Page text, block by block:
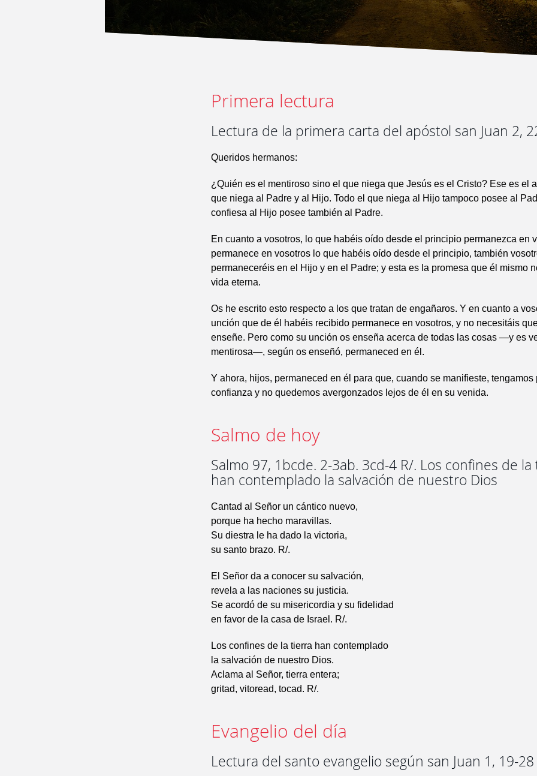
Primera lectura
Lectura de la primera carta del apóstol san Juan 2,
Queridos hermanos:
¿Quién es el mentiroso sino el que niega que Jesús es el Cristo? Ese es el
que niega al Padre y al Hijo. Todo el que niega al Hijo tampoco posee al
confiesa al Hijo posee también al Padre.
En cuanto a vosotros, lo que habéis oído desde el principio permanezca en
permanece en vosotros lo que habéis oído desde el principio, también
permaneceréis en el Hijo y en el Padre; y esta es la promesa que él mismo
vida eterna.
Os he escrito esto respecto a los que tratan de engañaros. Y en cuanto a
unción que de él habéis recibido permanece en vosotros, y no necesitáis
enseñe. Pero como su unción os enseña acerca de todas las cosas —y es
mentirosa—, según os enseñó, permaneced en él.
Y ahora, hijos, permaneced en él para que, cuando se manifieste, tengamos
confianza y no quedemos avergonzados lejos de él en su venida.
Salmo de hoy
Salmo 97, 1bcde. 2-3ab. 3cd-4 R/. Los confines de
han contemplado la salvación de nuestro Dios
Cantad al Señor un cántico nuevo,
porque ha hecho maravillas.
Su diestra le ha dado la victoria,
su santo brazo. R/.
El Señor da a conocer su salvación,
revela a las naciones su justicia.
Se acordó de su misericordia y su fidelidad
en favor de la casa de Israel. R/.
Los confines de la tierra han contemplado
la salvación de nuestro Dios.
Aclama al Señor, tierra entera;
gritad, vitoread, tocad. R/.
Evangelio del día
Lectura del santo evangelio según san Juan 1, 19-28